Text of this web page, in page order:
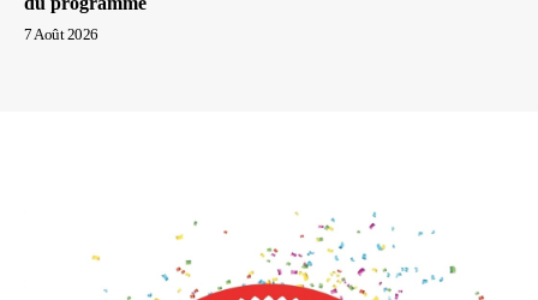
7 Août 2026